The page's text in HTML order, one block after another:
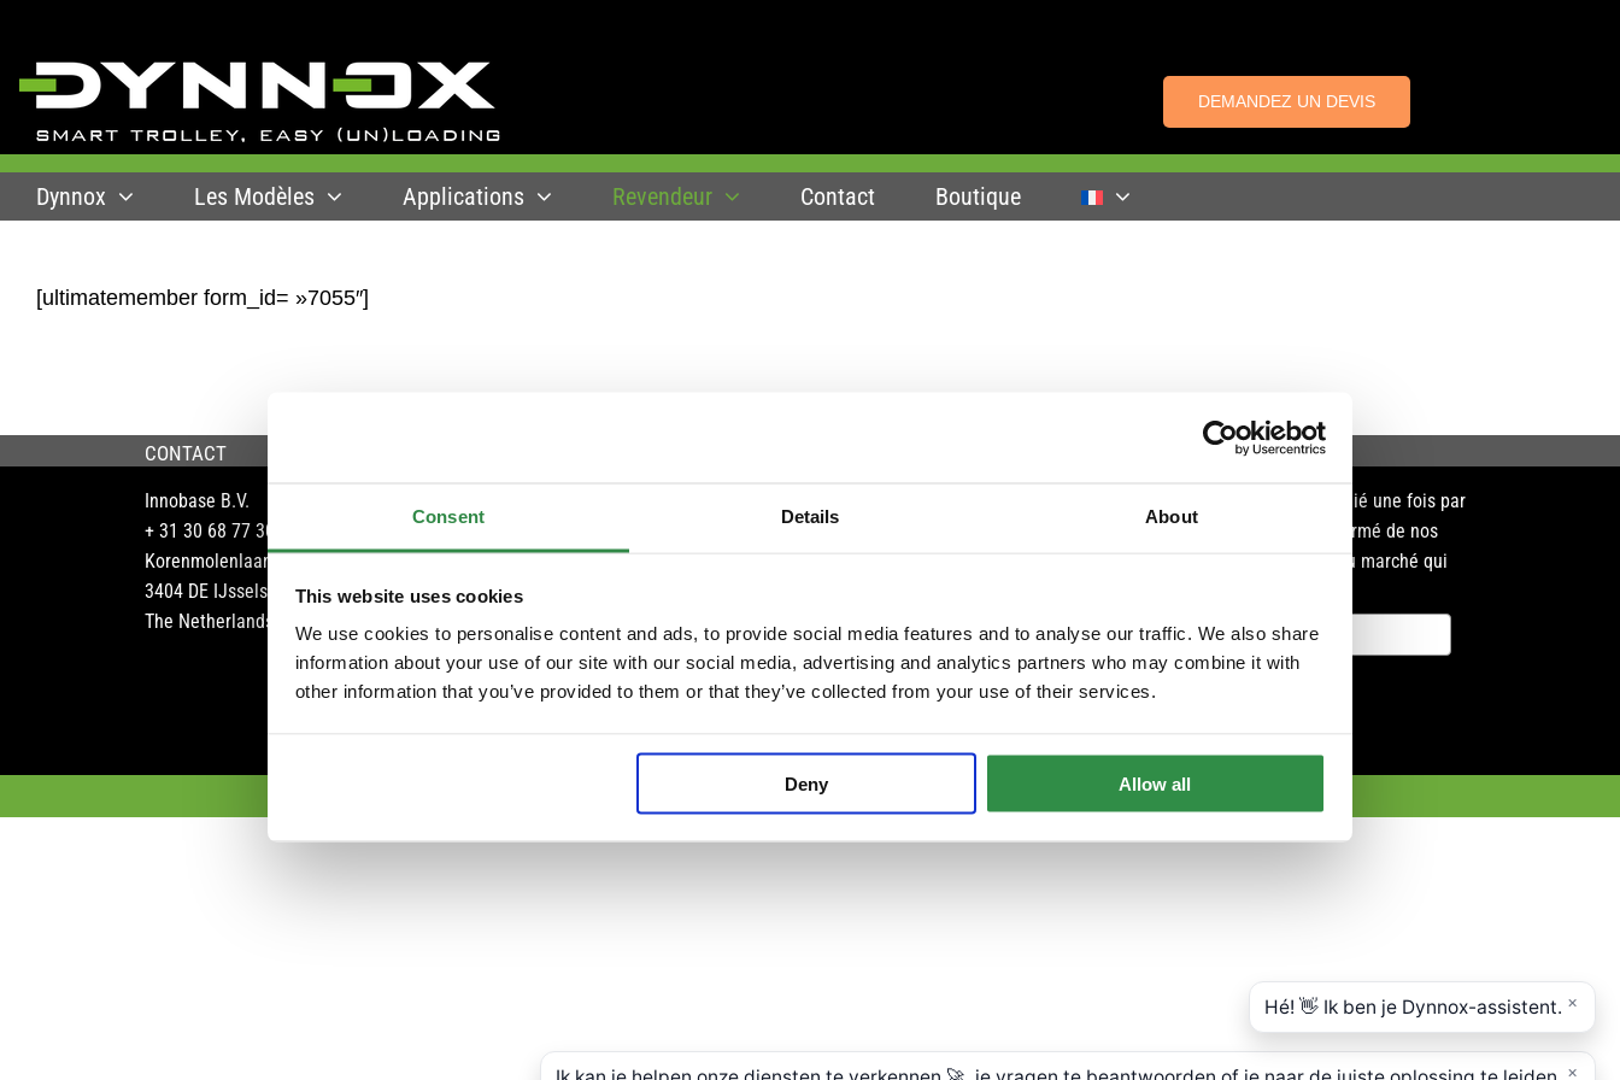
Consent Details About
This website uses cookies
We use cookies to personalise content and ads, to provide social media features and to analyse our traffic. We also share
information about your use of our site with our social media, advertising and analytics partners who may combine it with
other information that you’ve provided to them or that they’ve collected from your use of their services.
Deny Allow all
content
DEMANDEZ UN DEVIS
Dynnox Les Modèles Applications Revendeur Contact Boutique
[ultimatemember form_id= »7055″]
CONTACT FLASH INFO
Innobase B.V.
+ 31 30 68 77 301
Korenmolenlaan 6
3404 DE IJsselstein
The Netherlands
Service et garantie
Brochure
Portfolio
Dynnox News est publié une fois par
trimestre. Restez informé de nos
développements et du marché qui